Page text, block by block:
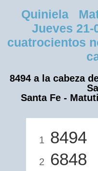
Quiniela
Jueves 21-
cuatrocientos
8494 a la cabeza
Santa Fe -
1 8494
2 6848